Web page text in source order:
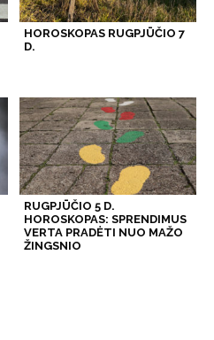
HOROSKOPAS RUGPJŪČIO 7
D.
RUGPJŪČIO 5 D.
HOROSKOPAS: SPRENDIMUS
VERTA PRADĖTI NUO MAŽO
ŽINGSNIO